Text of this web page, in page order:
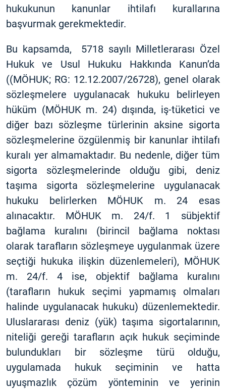
hukukunun kanunlar ihtilafı kurallarına
başvurmak gerekmektedir.
Bu kapsamda, 5718 sayılı Milletlerarası Özel
Hukuk ve Usul Hukuku Hakkında Kanun’da
((MÖHUK; RG: 12.12.2007/26728), genel olarak
sözleşmelere uygulanacak hukuku belirleyen
hüküm (MÖHUK m. 24) dışında, iş-tüketici ve
diğer bazı sözleşme türlerinin aksine sigorta
sözleşmelerine özgülenmiş bir kanunlar ihtilafı
kuralı yer almamaktadır. Bu nedenle, diğer tüm
sigorta sözleşmelerinde olduğu gibi, deniz
taşıma sigorta sözleşmelerine uygulanacak
hukuku belirlerken MÖHUK m. 24 esas
alınacaktır. MÖHUK m. 24/f. 1 sübjektif
bağlama kuralını (birincil bağlama noktası
olarak tarafların sözleşmeye uygulanmak üzere
seçtiği hukuka ilişkin düzenlemeleri), MÖHUK
m. 24/f. 4 ise, objektif bağlama kuralını
(tarafların hukuk seçimi yapmamış olmaları
halinde uygulanacak hukuku) düzenlemektedir.
Uluslararası deniz (yük) taşıma sigortalarının,
niteliği gereği tarafların açık hukuk seçiminde
bulundukları bir sözleşme türü olduğu,
uygulamada hukuk seçiminin ve hatta
uyuşmazlık çözüm yönteminin ve yerinin